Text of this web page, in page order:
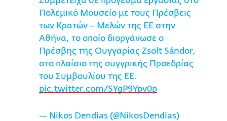
Πολεμικό Μουσείο με τους Πρέσβεις
των Κρατών – Μελών της ΕΕ στην
Αθήνα, το οποίο διοργάνωσε ο
Πρέσβης της Ουγγαρίας Zsolt Sándor,
στο πλαίσιο της ουγγρικής Προεδρίας
του Συμβουλίου της ΕΕ.
pic.twitter.com/SYgP9Ypv0p
— Nikos Dendias (@NikosDendias)